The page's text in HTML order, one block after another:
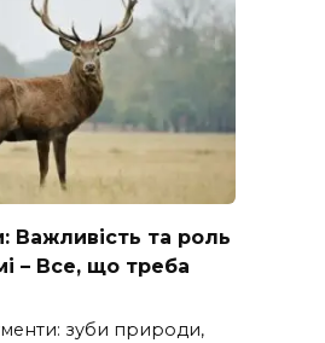
Важливість та роль
– Все, що треба
зуби природи,